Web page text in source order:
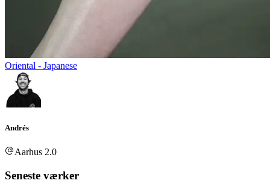
Oriental - Japanese
Andrés
Aarhus 2.0
Seneste værker